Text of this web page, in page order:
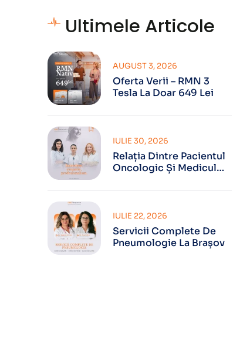
Ultimele Articole
Oferta Verii – RMN 3
Tesla La Doar 649 Lei
AUGUST 3, 2026
Relația Dintre Pacientul
Oncologic Și Medicul
IULIE 30, 2026
Servicii Complete De
Pneumologie La Brașov
IULIE 22, 2026